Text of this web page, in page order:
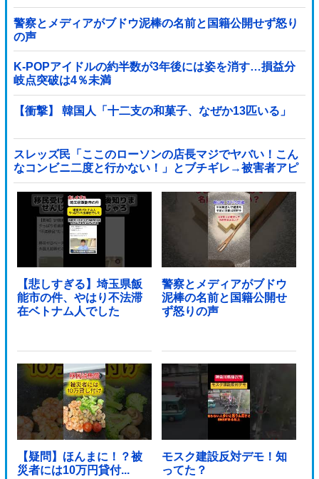
警察とメディアがブドウ泥棒の名前と国籍公開せず怒り
の声
K-POPアイドルの約半数が3年後には姿を消す…損益分
岐点突破は4％未満
【衝撃】 韓国人「十二支の和菓子、なぜか13匹いる」
スレッズ民「ここのローソンの店長マジでヤバい！こん
なコンビニ二度と行かない！」とブチギレ→被害者アピ
するも「ヤバイのはお前だよ」とツッコミ殺到ｗｗｗｗ
ｗｗｗ他
【悲しすぎる】埼玉県飯
能市の件、やはり不法滞
在ベトナム人でした
警察とメディアがブドウ
泥棒の名前と国籍公開せ
ず怒りの声
【疑問】ほんまに！？被
災者には10万円貸付...
モスク建設反対デモ！知
ってた？